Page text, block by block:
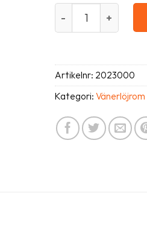
Vänerlöjrom 2025
Artikelnr: 2023000
Kategori: Vänerlöjrom